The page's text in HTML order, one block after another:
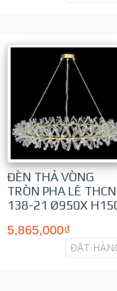
ĐÈN THẢ VÒNG
TRÒN PHA LÊ THCN
138-21 Ø950X
5,865,000₫
ĐẶT